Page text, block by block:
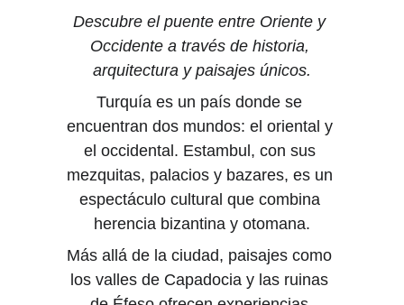
Descubre el puente entre Oriente y
Occidente a través de historia,
arquitectura y paisajes únicos.
Turquía es un país donde se
encuentran dos mundos: el oriental y
el occidental. Estambul, con sus
mezquitas, palacios y bazares, es un
espectáculo cultural que combina
herencia bizantina y otomana.
Más allá de la ciudad, paisajes como
los valles de Capadocia y las ruinas